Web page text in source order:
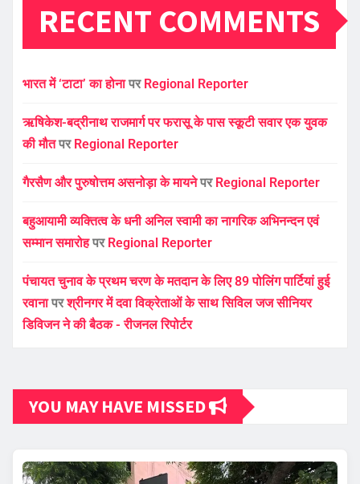
RECENT COMMENTS
भारत में ‘टाटा’ का होनापर Regional Reporter
ऋषिकेश-बद्रीनाथ राजमार्ग पर फरासू के पास स्कूटी सवार एक युवक
की मौतपर Regional Reporter
गैरसैण और पुरुषोत्तम असनोड़ा के मायनेपर Regional Reporter
बहुआयामी व्यक्तित्व के धनी अनिल स्वामी का नागरिक अभिनन्दन एवं
सम्मान समारोहपर Regional Reporter
पंचायत चुनाव के प्रथम चरण के मतदान के लिए 89 पोलिंग पार्टियां हुई
रवानापरश्रीनगर में दवा विक्रेताओं के साथ सिविल जज सीनियर
डिविजन ने की बैठक - रीजनल रिपोर्टर
YOU MAY HAVE MISSED